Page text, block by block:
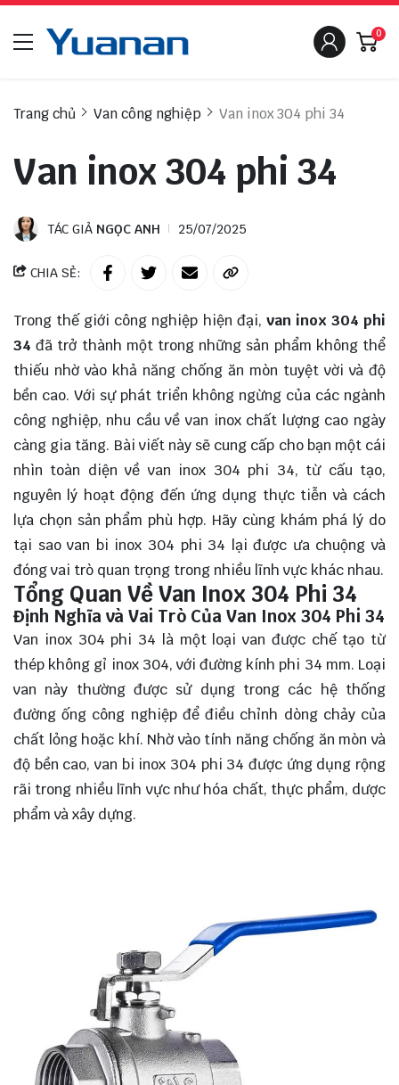
0
Trang chủ Van công nghiệp Van inox 304 phi 34
Van inox 304 phi 34
TÁC GIẢ NGỌC ANH 25/07/2025
CHIA SẺ:
Trong thế giới công nghiệp hiện đại, van inox 304 phi
34 đã trở thành một trong những sản phẩm không thể
thiếu nhờ vào khả năng chống ăn mòn tuyệt vời và độ
bền cao. Với sự phát triển không ngừng của các ngành
công nghiệp, nhu cầu về van inox chất lượng cao ngày
càng gia tăng. Bài viết này sẽ cung cấp cho bạn một cái
nhìn toàn diện về van inox 304 phi 34, từ cấu tạo,
nguyên lý hoạt động đến ứng dụng thực tiễn và cách
lựa chọn sản phẩm phù hợp. Hãy cùng khám phá lý do
tại sao van bi inox 304 phi 34 lại được ưa chuộng và
đóng vai trò quan trọng trong nhiều lĩnh vực khác nhau.
Tổng Quan Về Van Inox 304 Phi 34
Định Nghĩa và Vai Trò Của Van Inox 304 Phi 34
Van inox 304 phi 34 là một loại van được chế tạo từ
thép không gỉ inox 304, với đường kính phi 34 mm. Loại
van này thường được sử dụng trong các hệ thống
đường ống công nghiệp để điều chỉnh dòng chảy của
chất lỏng hoặc khí. Nhờ vào tính năng chống ăn mòn và
độ bền cao, van bi inox 304 phi 34 được ứng dụng rộng
rãi trong nhiều lĩnh vực như hóa chất, thực phẩm, dược
phẩm và xây dựng.